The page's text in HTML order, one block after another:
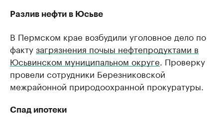
Разлив нефти в Юсьве
В Пермском крае возбудили уголовное дело по
фактузагрязнения почыы нефтепродуктами в
Юсьвинском муниципальном округе . Проверку
провели сотрудники Березниковской
межрайонной природоохранной прокуратуры.
Спад ипотеки